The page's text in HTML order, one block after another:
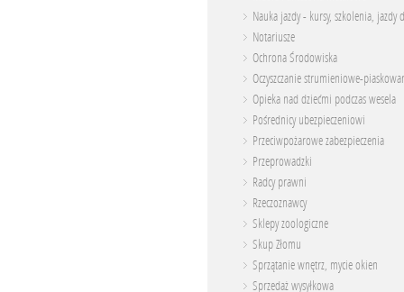
Nauka jazdy - kursy, szkolenia, jazdy
Notariusze
Ochrona Środowiska
Oczyszczanie strumieniowe-
Opieka nad dziećmi podczas wesela
Pośrednicy ubezpieczeniowi
Przeciwpożarowe zabezpieczenia
Przeprowadzki
Radcy prawni
Rzeczoznawcy
Sklepy zoologiczne
Skup Złomu
Sprzątanie wnętrz, mycie okien
Sprzedaż wysyłkowa